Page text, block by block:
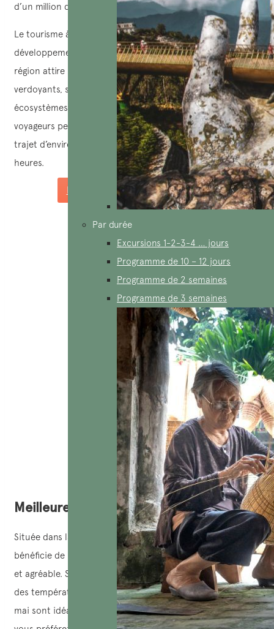
Par durée
Excursions 1-2-3-4 … jours
Programme de 10 – 12 jours
Programme de 2 semaines
Programme de 3 semaines
d’un million d’habitants, dont 32 % sont d’origine khmère.
Le tourisme à Tra Vinh présente un potentiel de
développement considérable sous divers aspects. La
région attire les visiteurs grâce à ses vastes champs
verdoyants, sa diversité culinaire, ses canaux et ses
écosystèmes, ainsi que ses anciens temples vénérés. Les
voyageurs peuvent accéder à Trà Vinh en voiture privée. Le
trajet d’environ 130 km prend généralement environ 3
heures.
Demandez un devis sur mesure
Meilleure période pour visiter Tra Vinh
Située dans la région du delta du Mékong, Tra Vinh
bénéficie de la clémence de la nature avec un climat doux
et agréable. Si vous recherchez la tranquillité associée à
des températures rafraîchissantes, les mois de novembre à
mai sont idéaux pour découvrir Tra Vinh. En revanche, si